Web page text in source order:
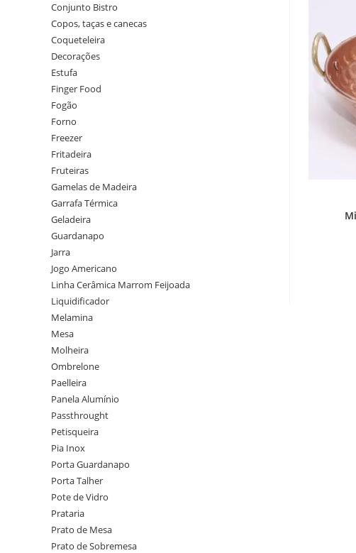
Conjunto Bistro
Copos, taças e canecas
Coqueteleira
Decorações
Estufa
Finger Food
Fogão
Forno
Freezer
Fritadeira
Fruteiras
Gamelas de Madeira
Garrafa Térmica
Geladeira
Guardanapo
Jarra
Jogo Americano
Linha Cerâmica Marrom Feijoada
Liquidificador
Melamina
Mesa
Molheira
Ombrelone
Paelleira
Panela Alumínio
Passthrought
Petisqueira
Pia Inox
Porta Guardanapo
Porta Talher
Pote de Vidro
Prataria
Prato de Mesa
Prato de Sobremesa